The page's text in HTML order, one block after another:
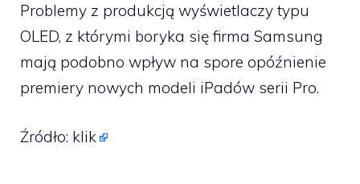
Problemy z produkcją wyświetlaczy typu
OLED, z którymi boryka się firma Samsung
mają podobno wpływ na spore opóźnienie
premiery nowych modeli iPadów serii Pro.
Źródło: klik